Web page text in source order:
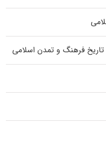
فرهنگ و تمدن اسلامی